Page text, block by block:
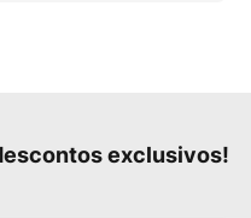
exclusivos!